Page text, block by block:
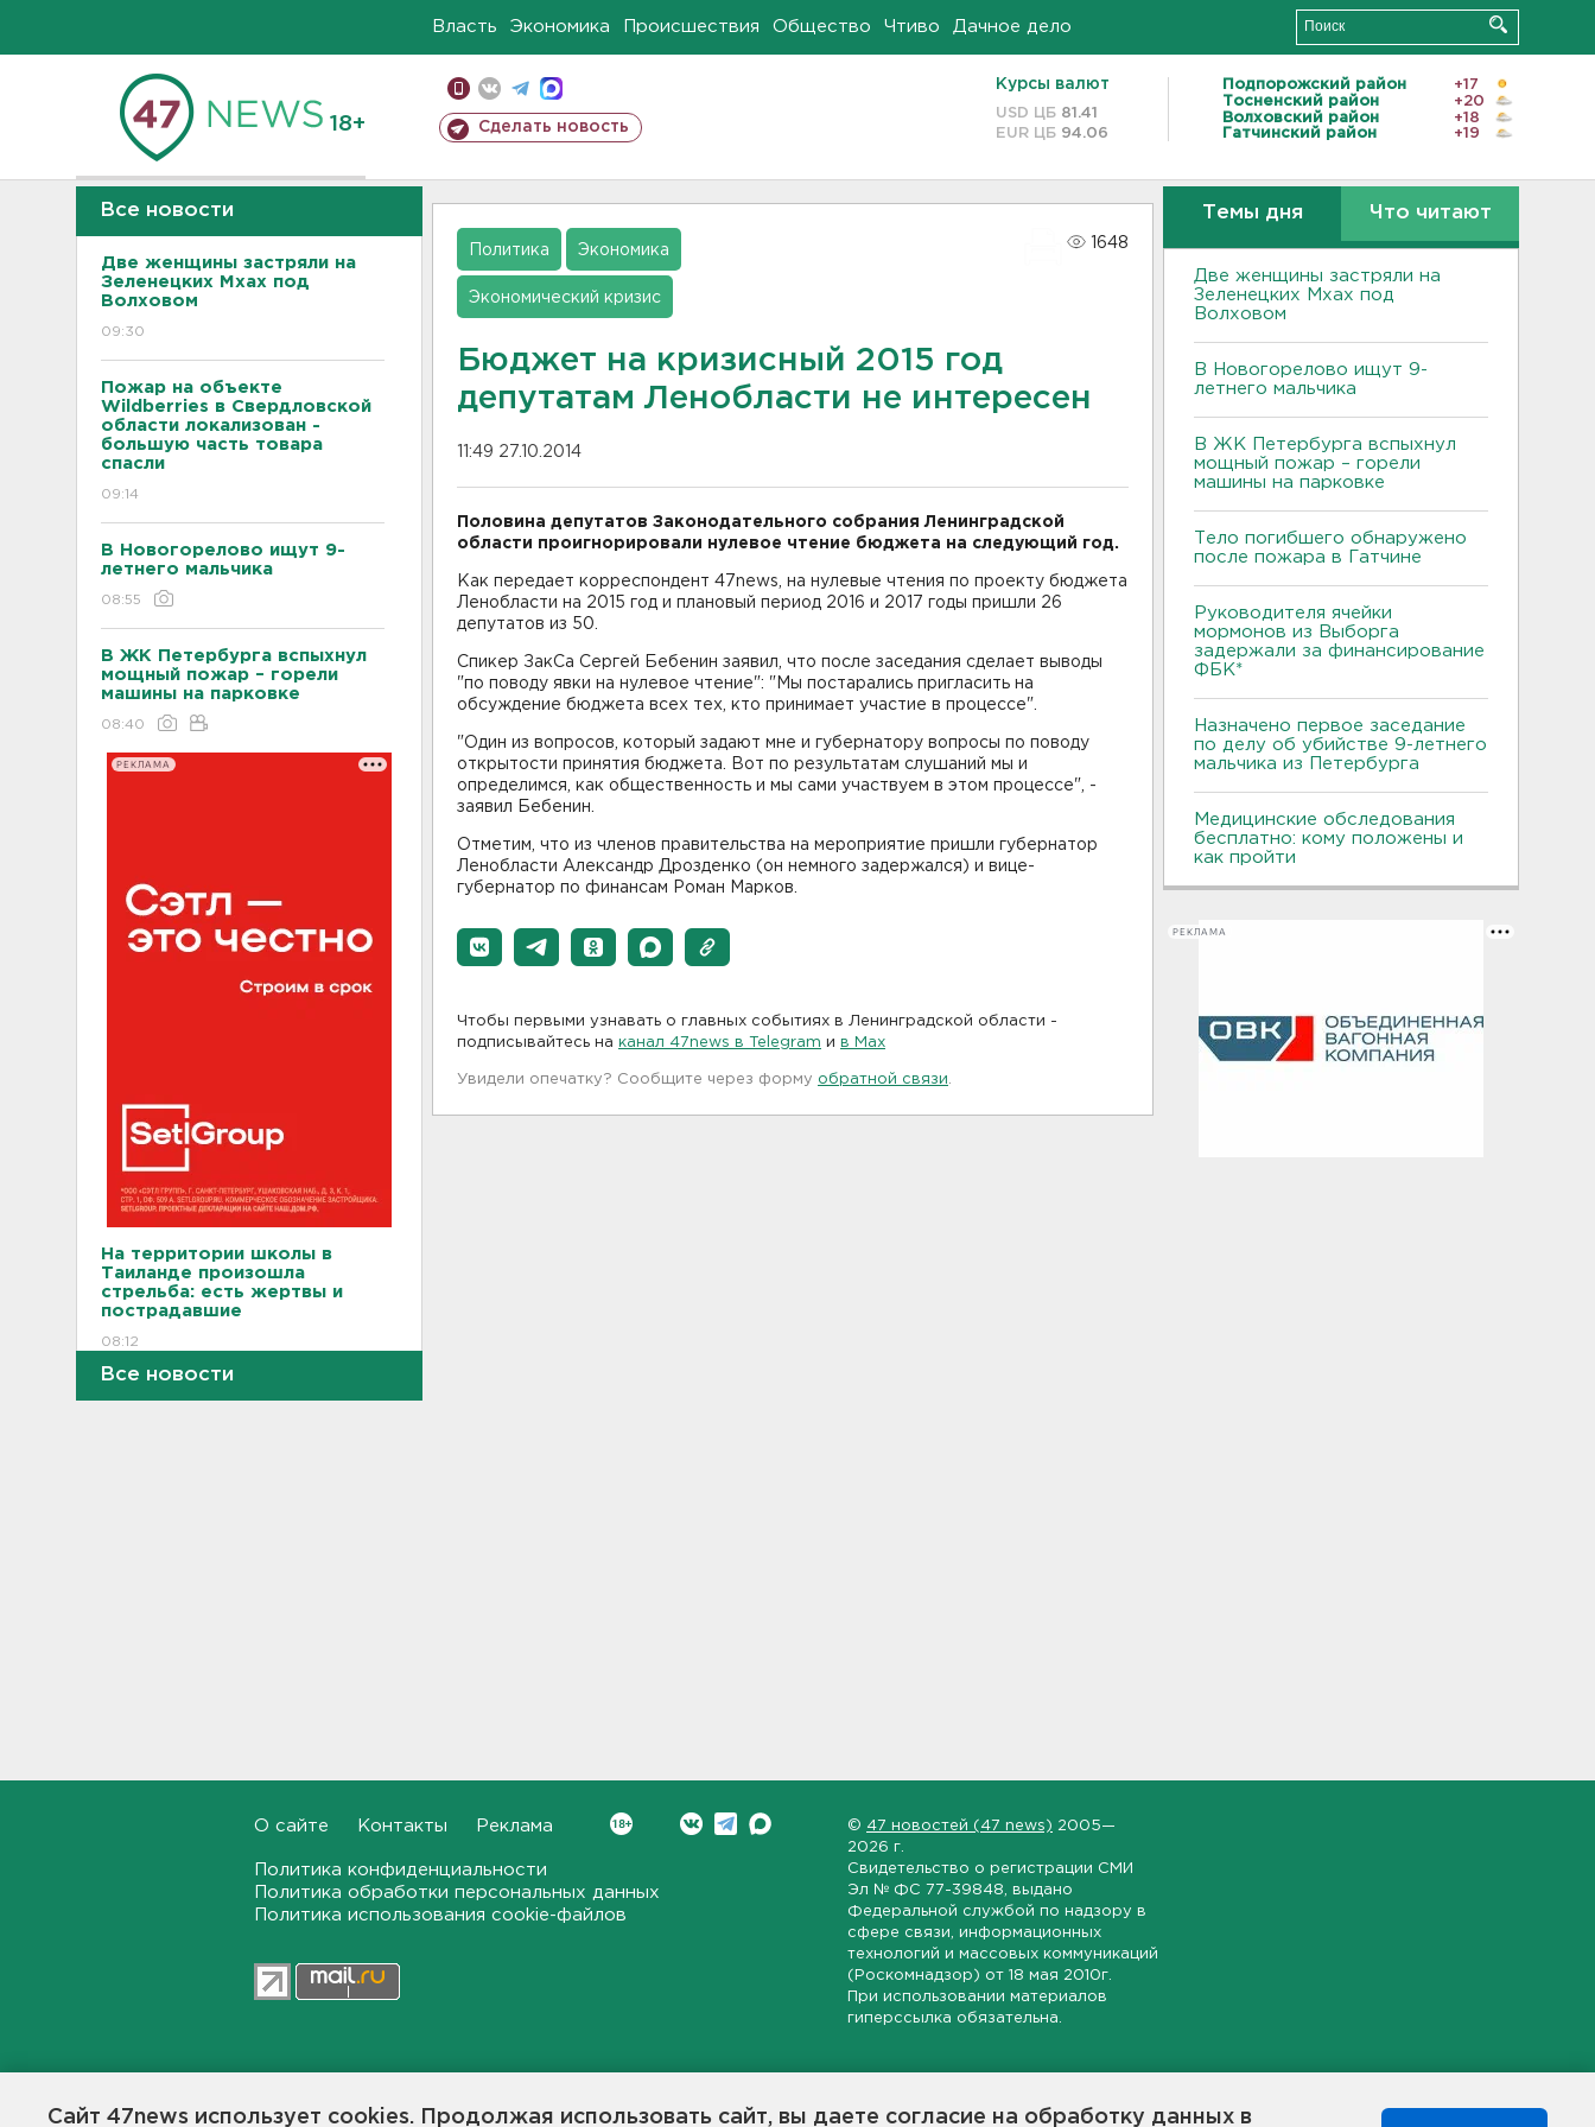
Сайт 47news использует cookies. Продолжая использовать сайт, вы даете согласие на обработку данных в
Власть Экономика Происшествия Общество Чтиво Дачное дело
18+ Сделать новость
Курсы валют
USD ЦБ 81.41
EUR ЦБ 94.06
Подпорожский район
+17
Тосненский район
+20
Волховский район
+18
Гатчинский район
+19
Все новости
Две женщины застряли на
Зеленецких Мхах под
Волховом
09:30
Пожар на объекте
Wildberries в Свердловской
области локализован -
большую часть товара
спасли
09:14
В Новогорелово ищут 9-
летнего мальчика
08:55
В ЖК Петербурга вспыхнул
мощный пожар – горели
машины на парковке
08:40
РЕКЛАМА
На территории школы в
Таиланде произошла
стрельба: есть жертвы и
пострадавшие
08:12
Объект Wildberries
От Wildberries — со справкой.
Как предпринимателям
Гатчине
21:12, 06.08.2026
Все новости
Политика Экономика
Экономический кризис
1648
Бюджет на кризисный 2015 год
депутатам Ленобласти не интересен
11:49 27.10.2014
Половина депутатов Законодательного собрания Ленинградской
области проигнорировали нулевое чтение бюджета на следующий год.
Как передает корреспондент 47news, на нулевые чтения по проекту бюджета
Ленобласти на 2015 год и плановый период 2016 и 2017 годы пришли 26
депутатов из 50.
Спикер ЗакСа Сергей Бебенин заявил, что после заседания сделает выводы
"по поводу явки на нулевое чтение": "Мы постарались пригласить на
обсуждение бюджета всех тех, кто принимает участие в процессе".
"Один из вопросов, который задают мне и губернатору вопросы по поводу
открытости принятия бюджета. Вот по результатам слушаний мы и
определимся, как общественность и мы сами участвуем в этом процессе", -
заявил Бебенин.
Отметим, что из членов правительства на мероприятие пришли губернатор
Ленобласти Александр Дрозденко (он немного задержался) и вице-
губернатор по финансам Роман Марков.
Чтобы первыми узнавать о главных событиях в Ленинградской области -
подписывайтесь на канал 47news в Telegram и в Maх
Увидели опечатку? Сообщите через форму обратной связи
Темы дня Что читают
Две женщины застряли на
Зеленецких Мхах под
Волховом
В Новогорелово ищут 9-
летнего мальчика
В ЖК Петербурга вспыхнул
мощный пожар – горели
машины на парковке
Тело погибшего обнаружено
после пожара в Гатчине
Руководителя ячейки
мормонов из Выборга
задержали за финансирование
ФБК*
Назначено первое заседание
по делу об убийстве 9-летнего
мальчика из Петербурга
Медицинские обследования
бесплатно: кому положены и
как пройти
РЕКЛАМА
О сайте Контакты Реклама
Политика конфиденциальности
Политика обработки персональных данных
Политика использования cookie-файлов
© 47 новостей (47 news) 2005—
2026 г.
Свидетельство о регистрации СМИ
Эл № ФС 77-39848 , выдано
Федеральной службой по надзору в
сфере связи, информационных
технологий и массовых коммуникаций
(Роскомнадзор) от 18 мая 2010г.
При использовании материалов
гиперссылка обязательна.
общественной жизни в Ленинградской области, экономической и инвестиционной активности в регионе.